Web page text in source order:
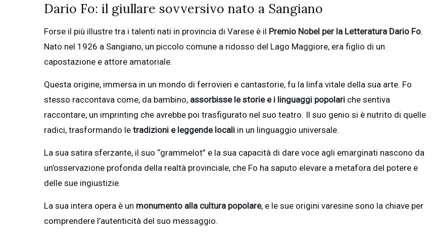
Dario Fo: il giullare sovversivo nato a Sangiano
Forse il più illustre tra i talenti nati in provincia di Varese è il Premio Nobel per la Letteratura Dario Fo.
Nato nel 1926 a Sangiano, un piccolo comune a ridosso del Lago Maggiore, era figlio di un
capostazione e attore amatoriale.
Questa origine, immersa in un mondo di ferrovieri e cantastorie, fu la linfa vitale della sua arte. Fo
stesso raccontava come, da bambino, assorbisse le storie e i linguaggi popolari che sentiva
raccontare, un imprinting che avrebbe poi trasfigurato nel suo teatro. Il suo genio si è nutrito di quelle
radici, trasformando le tradizioni e leggende locali in un linguaggio universale.
La sua satira sferzante, il suo “grammelot” e la sua capacità di dare voce agli emarginati nascono da
un’osservazione profonda della realtà provinciale, che Fo ha saputo elevare a metafora del potere e
delle sue ingiustizie.
La sua intera opera è un monumento alla cultura popolare, e le sue origini varesine sono la chiave per
comprendere l’autenticità del suo messaggio.